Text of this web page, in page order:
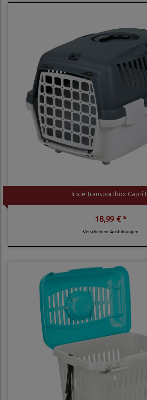
Trixie Transportbox Capri I
18,99 € *
Verschiedene Ausführungen